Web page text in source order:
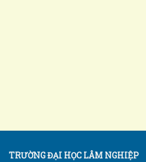
TRƯỜNG ĐẠI HỌC LÂM NGHIỆP